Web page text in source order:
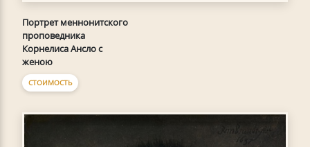
Портрет меннонитского
проповедника
Корнелиса Ансло с
женою
СТОИМОСТЬ